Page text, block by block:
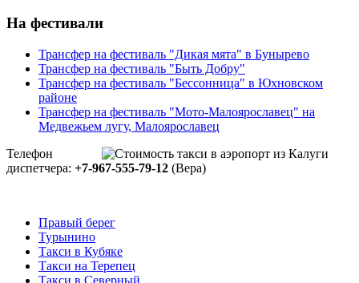
На фестивали
Трансфер на фестиваль "Дикая мята" в Бунырево
Трансфер на фестиваль "Быть Добру"
Трансфер на фестиваль "Бессонница" в Юхновском
районе
Трансфер на фестиваль "Мото-Малоярославец" на
Медвежьем лугу, Малоярославец
Телефон
диспетчера: +7-967-555-79-12 (Вера)
Правый берег
Турынино
Такси в Кубяке
Такси на Терепец
Такси в Северный